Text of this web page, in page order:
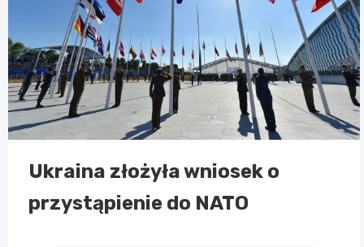
Ukraina złożyła wniosek o
przystąpienie do NATO